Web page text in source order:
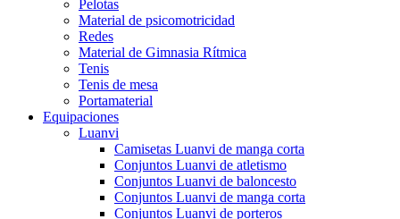
Pelotas
Material de psicomotricidad
Redes
Material de Gimnasia Rítmica
Tenis
Tenis de mesa
Portamaterial
Equipaciones
Luanvi
Camisetas Luanvi de manga corta
Conjuntos Luanvi de atletismo
Conjuntos Luanvi de baloncesto
Conjuntos Luanvi de manga corta
Conjuntos Luanvi de porteros